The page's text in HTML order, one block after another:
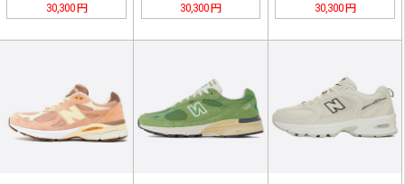
30,300 円 30,300 円 30,300 円